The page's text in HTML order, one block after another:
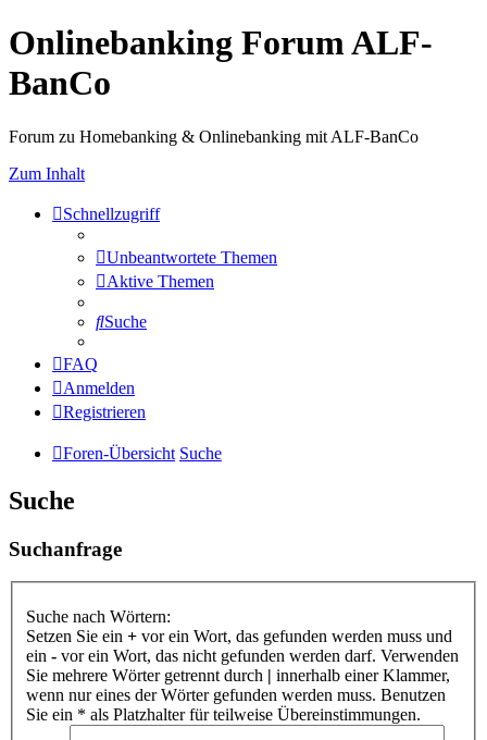
Onlinebanking Forum ALF-
BanCo
Forum zu Homebanking & Onlinebanking mit ALF-BanCo
Zum Inhalt
Schnellzugriff
Unbeantwortete Themen
Aktive Themen
Suche
FAQ
Anmelden
Registrieren
Foren-Übersicht Suche
Suche
Suchanfrage
Suche nach Wörtern:
Setzen Sie ein + vor ein Wort, das gefunden werden muss und
ein - vor ein Wort, das nicht gefunden werden darf. Verwenden
Sie mehrere Wörter getrennt durch | innerhalb einer Klammer,
wenn nur eines der Wörter gefunden werden muss. Benutzen
Sie ein * als Platzhalter für teilweise Übereinstimmungen.